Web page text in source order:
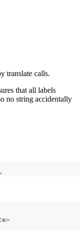
translate calls.
that all labels
no string accidentally
>